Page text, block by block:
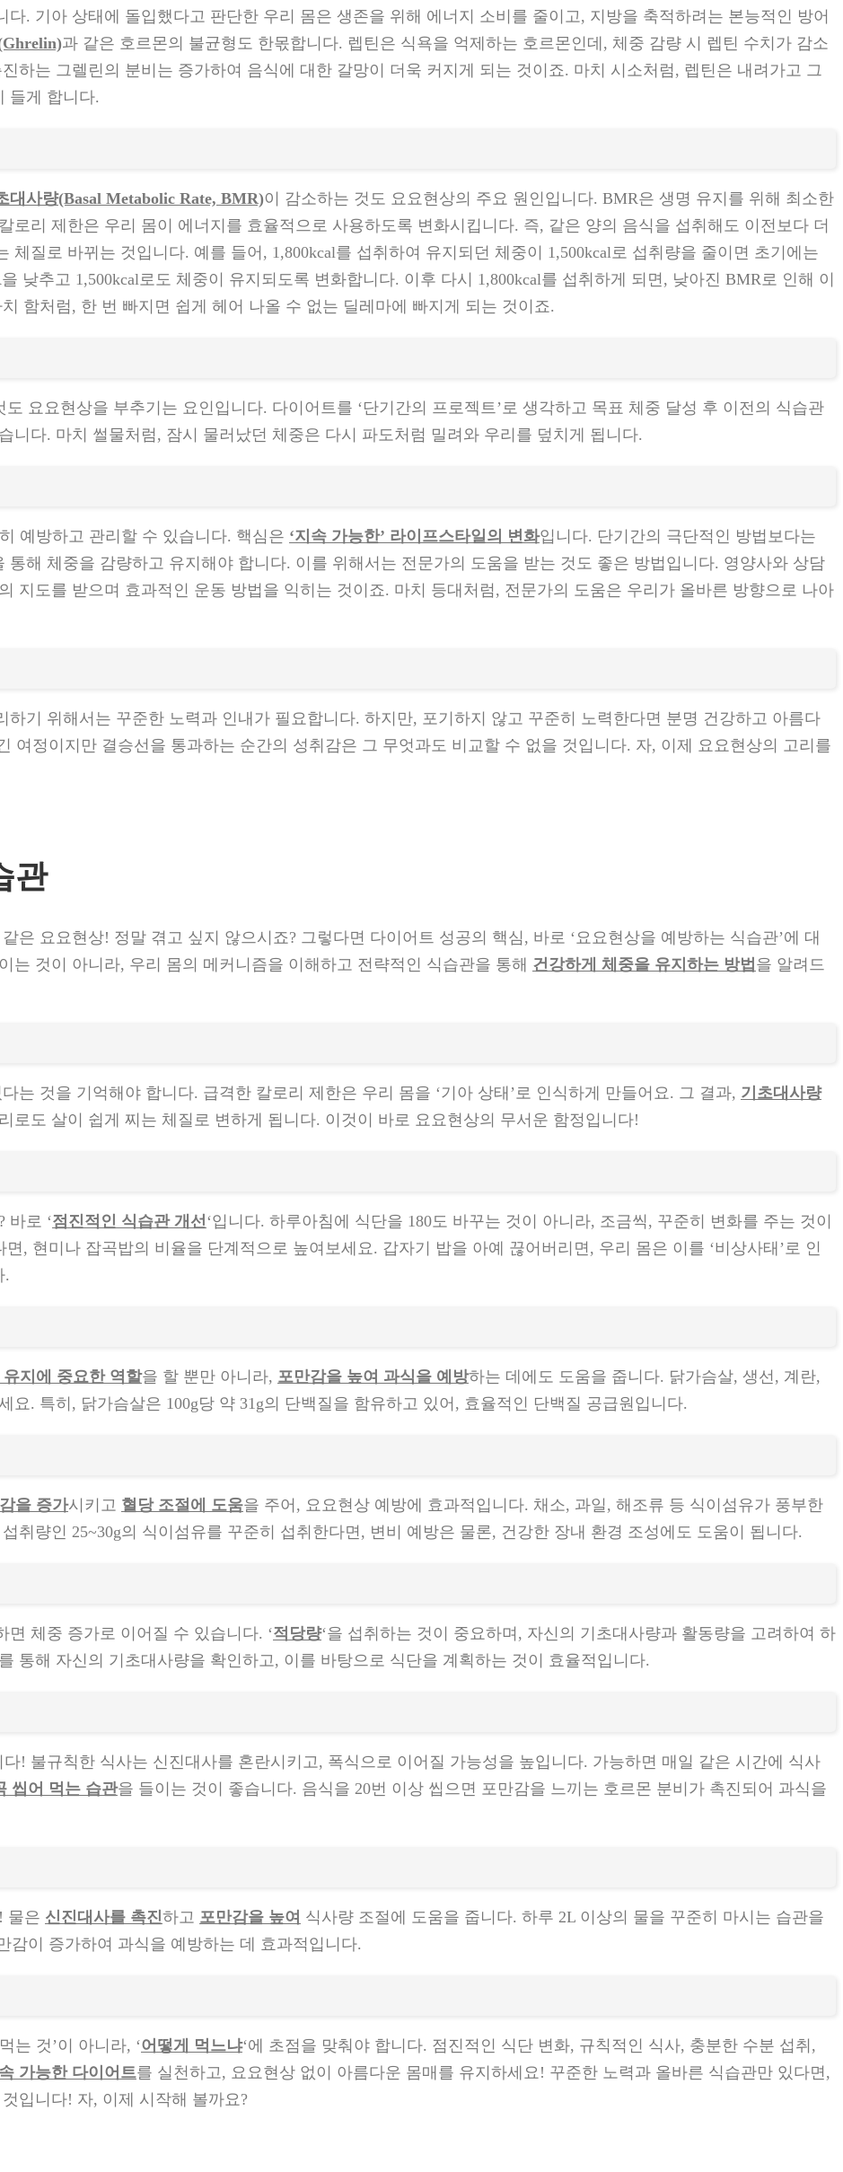
. 기아 상태에 돌입했다고 판단한 우리 몸은 생존을 위해 에너지 소비를 줄이고, 지방을 축적하려는 본능적인 방어
과 같은 호르몬의 불균형도 한몫합니다. 렙틴은 식욕을 억제하는 호르몬인데, 체중 감량 시 렙틴 수치가 감소
하는 그렐린의 분비는 증가하여 음식에 대한 갈망이 더욱 커지게 되는 것이죠. 마치 시소처럼, 렙틴은 내려가고 그
들게 합니다.
대사량(Basal Metabolic Rate, BMR)이 감소하는 것도 요요현상의 주요 원인입니다. BMR은 생명 유지를 위해 최소한
로리 제한은 우리 몸이 에너지를 효율적으로 사용하도록 변화시킵니다. 즉, 같은 양의 음식을 섭취해도 이전보다 더
질로 바뀌는 것입니다. 예를 들어, 1,800kcal를 섭취하여 유지되던 체중이 1,500kcal로 섭취량을 줄이면 초기에는
낮추고 1,500kcal로도 체중이 유지되도록 변화합니다. 이후 다시 1,800kcal를 섭취하게 되면, 낮아진 BMR로 인해 이
함처럼, 한 번 빠지면 쉽게 헤어 나올 수 없는 딜레마에 빠지게 되는 것이죠.
요요현상을 부추기는 요인입니다. 다이어트를 ‘단기간의 프로젝트’로 생각하고 목표 체중 달성 후 이전의 식습관
니다. 마치 썰물처럼, 잠시 물러났던 체중은 다시 파도처럼 밀려와 우리를 덮치게 됩니다.
예방하고 관리할 수 있습니다. 핵심은 ‘지속 가능한’ 라이프스타일의 변화입니다. 단기간의 극단적인 방법보다는
통해 체중을 감량하고 유지해야 합니다. 이를 위해서는 전문가의 도움을 받는 것도 좋은 방법입니다. 영양사와 상담
지도를 받으며 효과적인 운동 방법을 익히는 것이죠. 마치 등대처럼, 전문가의 도움은 우리가 올바른 방향으로 나아
기 위해서는 꾸준한 노력과 인내가 필요합니다. 하지만, 포기하지 않고 꾸준히 노력한다면 분명 건강하고 아름다
여정이지만 결승선을 통과하는 순간의 성취감은 그 무엇과도 비교할 수 없을 것입니다. 자, 이제 요요현상의 고리를
관
은 요요현상! 정말 겪고 싶지 않으시죠? 그렇다면 다이어트 성공의 핵심, 바로 ‘요요현상을 예방하는 식습관’에 대
는 것이 아니라, 우리 몸의 메커니즘을 이해하고 전략적인 식습관을 통해 건강하게 체중을 유지하는 방법 을 알려드
는 것을 기억해야 합니다. 급격한 칼로리 제한은 우리 몸을 ‘기아 상태’로 인식하게 만들어요. 그 결과, 기초대사량
로도 살이 쉽게 찌는 체질로 변하게 됩니다. 이것이 바로 요요현상의 무서운 함정입니다!
바로 ‘점진적인 식습관 개선 ‘입니다. 하루아침에 식단을 180도 바꾸는 것이 아니라, 조금씩, 꾸준히 변화를 주는 것이
, 현미나 잡곡밥의 비율을 단계적으로 높여보세요. 갑자기 밥을 아예 끊어버리면, 우리 몸은 이를 ‘비상사태’로 인
.
유지에 중요한 역할을 할 뿐만 아니라, 포만감을 높여 과식을 예방하는 데에도 도움을 줍니다. 닭가슴살, 생선, 계란,
요. 특히, 닭가슴살은 100g당 약 31g의 단백질을 함유하고 있어, 효율적인 단백질 공급원입니다.
을 증가시키고 혈당 조절에 도움을 주어, 요요현상 예방에 효과적입니다. 채소, 과일, 해조류 등 식이섬유가 풍부한
취량인 25~30g의 식이섬유를 꾸준히 섭취한다면, 변비 예방은 물론, 건강한 장내 환경 조성에도 도움이 됩니다.
체중 증가로 이어질 수 있습니다. ‘적당량‘을 섭취하는 것이 중요하며, 자신의 기초대사량과 활동량을 고려하여 하
통해 자신의 기초대사량을 확인하고, 이를 바탕으로 식단을 계획하는 것이 효율적입니다.
다! 불규칙한 식사는 신진대사를 혼란시키고, 폭식으로 이어질 가능성을 높입니다. 가능하면 매일 같은 시간에 식사
씹어 먹는 습관을 들이는 것이 좋습니다. 음식을 20번 이상 씹으면 포만감을 느끼는 호르몬 분비가 촉진되어 과식을
물은 신진대사를 촉진하고 포만감을 높여 식사량 조절에 도움을 줍니다. 하루 2L 이상의 물을 꾸준히 마시는 습관을
이 증가하여 과식을 예방하는 데 효과적입니다.
는 것’이 아니라, ‘어떻게 먹느냐‘에 초점을 맞춰야 합니다. 점진적인 식단 변화, 규칙적인 식사, 충분한 수분 섭취,
가능한 다이어트를 실천하고, 요요현상 없이 아름다운 몸매를 유지하세요! 꾸준한 노력과 올바른 식습관만 있다면,
입니다! 자, 이제 시작해 볼까요?